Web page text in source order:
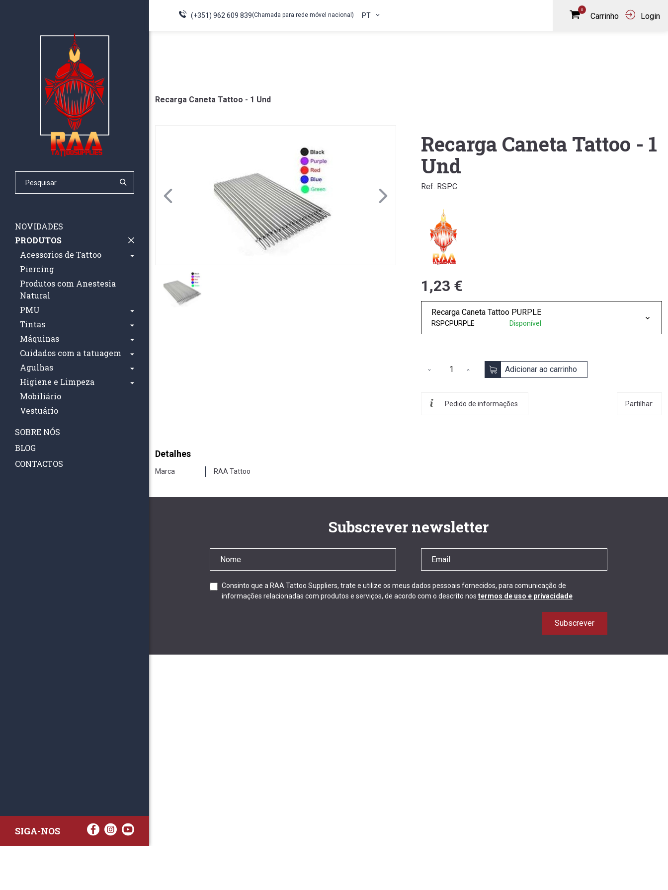
NOVIDADES
PRODUTOS
Acessorios de Tattoo
Piercing
Produtos com Anestesia
Natural
PMU
Tintas
Máquinas
Cuidados com a tatuagem
Agulhas
Higiene e Limpeza
Mobiliário
Vestuário
SOBRE NÓS
BLOG
CONTACTOS
SIGA-NOS
(+351) 962 609 839(Chamada para rede móvel nacional) PT
0
Carrinho Login
Recarga Caneta Tattoo - 1 Und
Recarga Caneta Tattoo - 1
Und
Ref. RSPC
1,23 €
Recarga Caneta Tattoo PURPLE
RSPCPURPLE Disponível
Adicionar ao carrinho
Pedido de informações Partilhar:
Detalhes
Marca RAA Tattoo
Subscrever newsletter
Consinto que a RAA Tattoo Suppliers, trate e utilize os meus dados pessoais fornecidos, para comunicação de
informações relacionadas com produtos e serviços, de acordo com o descrito nos termos de uso e privacidade
Subscrever